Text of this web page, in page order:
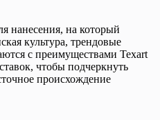
нанесения, на который
культура, трендовые
с преимуществами Texart
чтобы подчеркнуть
происхождение